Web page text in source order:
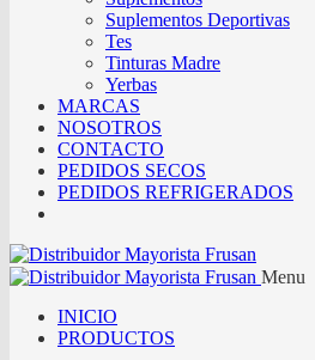
Suplementos Deportivas
Tes
Tinturas Madre
Yerbas
MARCAS
NOSOTROS
CONTACTO
PEDIDOS SECOS
PEDIDOS REFRIGERADOS
Menu
INICIO
PRODUCTOS